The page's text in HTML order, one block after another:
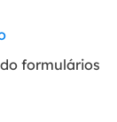
formulários